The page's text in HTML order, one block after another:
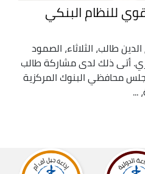
للنظام البنكي
طالب، الثلاثاء، الصمود
أتى ذلك لدى مشاركة طالب
الـ 48 لمجلس محافظي البنوك المركزية